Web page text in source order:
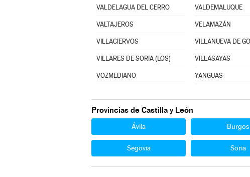
VALDELAGUA DEL CERRO VALDEMALUQUE
VALTAJEROS VELAMAZÁN
VILLACIERVOS VILLANUEVA DE
VILLARES DE SORIA (LOS) VILLASAYAS
VOZMEDIANO YANGUAS
Provincias de Castilla y León
Ávila Burgos
Segovia Soria